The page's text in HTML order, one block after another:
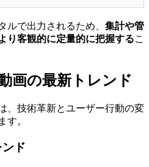
ルで出力されるため、 集計や管
り客観的に定量的に把握するこ
画の最新トレンド
、技術革新とユーザー行動の変
す。
ド